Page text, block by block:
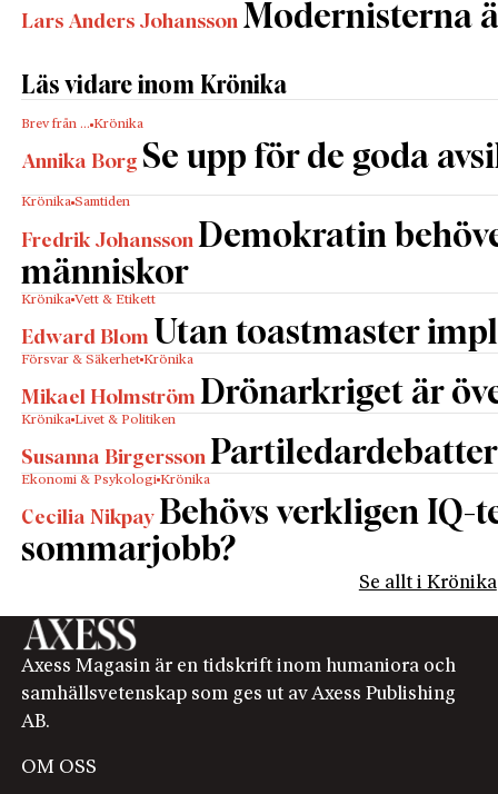
Lars Anders Johansson Modernisterna
Läs vidare inom Krönika
Brev från … Krönika
Annika Borg Se upp för de goda
Krönika Samtiden
Fredrik Johansson Demokratin
människor
Krönika Vett & Etikett
Edward Blom Utan toastmaster
Försvar & Säkerhet Krönika
Mikael Holmström Drönarkriget är
Krönika Livet & Politiken
Susanna Birgersson
Ekonomi & Psykologi Krönika
Cecilia Nikpay Behövs verkligen IQ-
sommarjobb?
Se allt i Krönika
Axess Magasin är en tidskrift inom humaniora och
samhällsvetenskap som ges ut av Axess Publishing
AB.
OM OSS